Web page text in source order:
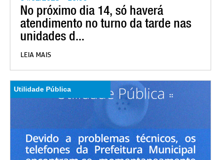
No próximo dia 14, só haverá
atendimento no turno da tarde nas
unidades d...
LEIA MAIS
Utilidade Pública